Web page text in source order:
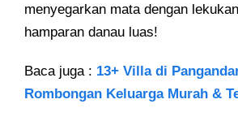
menyegarkan mata dengan
hamparan danau luas!
Baca juga : 13+ Villa di
Rombongan Keluarga Murah &